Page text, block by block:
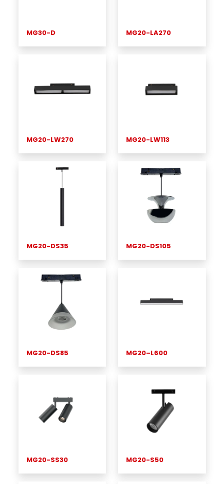
MG30-D MG20-LA270
MG20-LW270 MG20-LW113
MG20-DS35 MG20-DS105
MG20-DS85 MG20–L600
MG20-SS30 MG20-S50